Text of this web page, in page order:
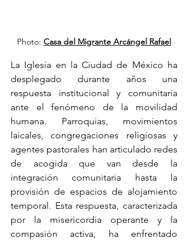
Photo: Casa del Migrante Arcángel Rafael
La Iglesia en la Ciudad de México ha
desplegado durante años una
respuesta institucional y comunitaria
ante el fenómeno de la movilidad
humana. Parroquias, movimientos
laicales, congregaciones religiosas y
agentes pastorales han articulado redes
de acogida que van desde la
integración comunitaria hasta la
provisión de espacios de alojamiento
temporal. Esta respuesta, caracterizada
por la misericordia operante y la
compasión activa, ha enfrentado